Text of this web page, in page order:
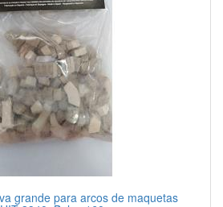
grande para arcos de maquetas